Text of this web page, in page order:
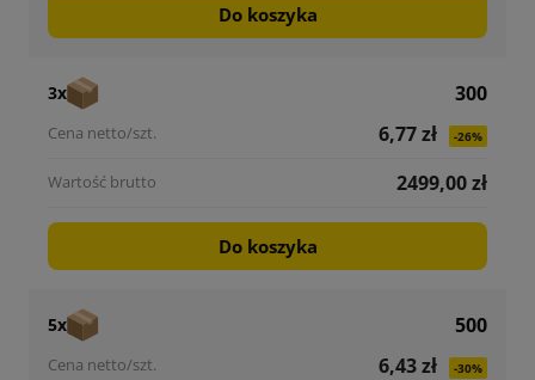
Do koszyka
3x
300
6,77 zł
-26%
2499,00 zł
Do koszyka
5x
500
6,43 zł
-30%